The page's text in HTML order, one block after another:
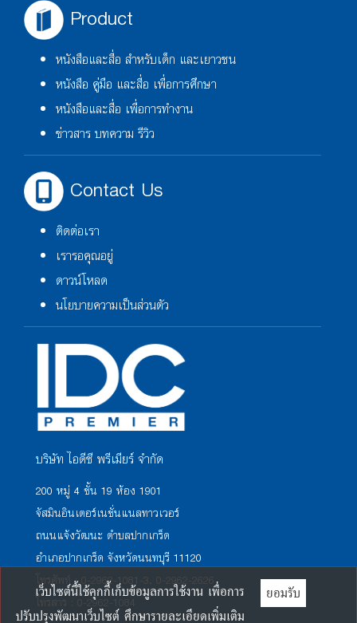
Product
หนังสือและสื่อ สำหรับเด็ก และเยาวชน
หนังสือ คู่มือ และสื่อ เพื่อการศึกษา
หนังสือและสื่อ เพื่อการทำงาน
ข่าวสาร บทความ รีวิว
Contact Us
ติดต่อเรา
เรารอคุณอยู่
ดาวน์โหลด
นโยบายความเป็นส่วนตัว
บริษัท ไอดีซี พรีเมียร์ จำกัด
200 หมู่ 4 ชั้น 19 ห้อง 1901
จัสมินอินเตอร์เนชั่นแนลทาวเวอร์
ถนนแจ้งวัฒนะ ตำบลปากเกร็ด
อำเภอปากเกร็ด จังหวัดนนทบุรี 11120
โทรศัพท์ : 0-2962-1081-3, 0-2962-2626
โทรสาร : 0-2962-1084
เว็บไซต์นี้ใช้คุกกี้เก็บข้อมูลการใช้งาน เพื่อการ
ปรับปรุงพัฒนาเว็บไซต์ ศึกษารายละเอียดเพิ่มเติม
ยอมรับ